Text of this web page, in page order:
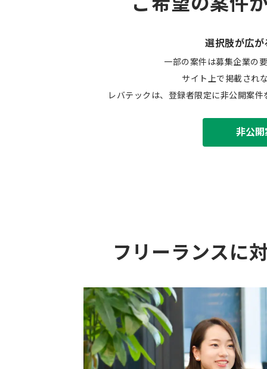
選択肢が広が
一部の案件は募集企業の
サイト上で掲載され
レバテックは、登録者限定に非公開案
非公
フリーランスに